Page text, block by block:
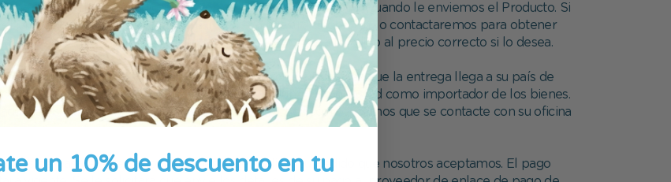
sea inferior al precio indicado, le cobremos el importe menor cuando le enviemos el Producto. Si
precio indicado en el Sitio, normalmente, a nuestra discreción, lo contactaremos para obtener
dicho rechazo para que pueda volver a realizar el pedido al precio correcto si lo desea.
e impuestos (incluido el IVA) que se cobran una vez que la entrega llega a su país de
de despacho de aduana, etc. deben ser asumidos por usted como importador de los bienes.
varían ampliamente de un país a otro. Le recomendamos que se contacte con su oficina
de pasarela de pago al momento de realizar su Pedido que nosotros aceptamos. El pago
un 10% de descuento en tu